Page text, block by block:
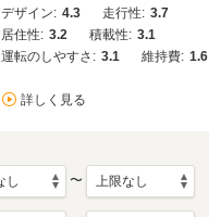
デザイン: 4.3 走行性: 3.7
居住性: 3.2 積載性: 3.1
運転のしやすさ: 3.1 維持費: 1.6
詳しく見る
〜